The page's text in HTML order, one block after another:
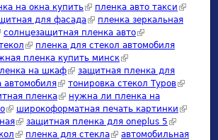
external)
на окна купить(link is external)
пленка авто такси (link is
external)
для фасада(link is external)
пленка зеркальная
is external)
солнцезащитная пленка авто(link is external)
(link is external)
пленка для стекол автомобиля
пленка купить минск(link is external)
на шкаф(link is external)
защитная пленка для
автомобиля(link is external)
тонировка стекол Туров(link is
пленка(link is external)
нужна ли пленка на
(link is external)
широкоформатная печать картинки (link is
(link is external)
защитная пленка для oneplus 5 (link is
external)
(link is external)
пленка для стекла(link is external)
автомобильная